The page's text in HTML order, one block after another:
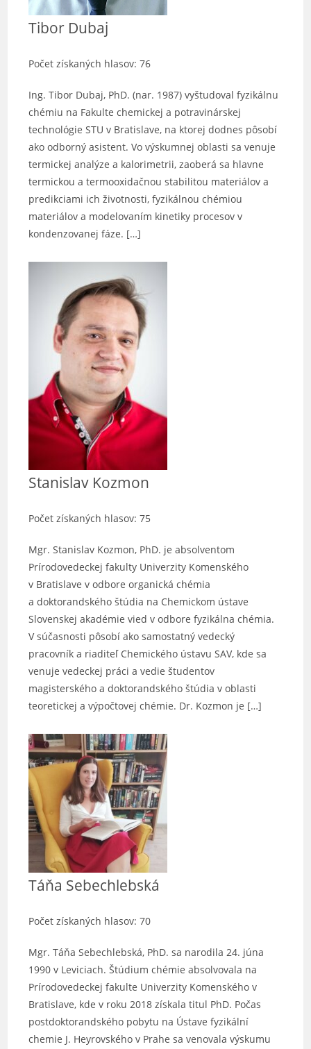
Tibor Dubaj
Počet získaných hlasov: 76
Ing. Tibor Dubaj, PhD. (nar. 1987) vyštudoval fyzikálnu
chémiu na Fakulte chemickej a potravinárskej
technológie STU v Bratislave, na ktorej dodnes pôsobí
ako odborný asistent. Vo výskumnej oblasti sa venuje
termickej analýze a kalorimetrii, zaoberá sa hlavne
termickou a termooxidačnou stabilitou materiálov a
predikciami ich životnosti, fyzikálnou chémiou
materiálov a modelovaním kinetiky procesov v
kondenzovanej fáze. […]
Stanislav Kozmon
Počet získaných hlasov: 75
Mgr. Stanislav Kozmon, PhD. je absolventom
Prírodovedeckej fakulty Univerzity Komenského
v Bratislave v odbore organická chémia
a doktorandského štúdia na Chemickom ústave
Slovenskej akadémie vied v odbore fyzikálna chémia.
V súčasnosti pôsobí ako samostatný vedecký
pracovník a riaditeľ Chemického ústavu SAV, kde sa
venuje vedeckej práci a vedie študentov
magisterského a doktorandského štúdia v oblasti
teoretickej a výpočtovej chémie. Dr. Kozmon je […]
Táňa Sebechlebská
Počet získaných hlasov: 70
Mgr. Táňa Sebechlebská, PhD. sa narodila 24. júna
1990 v Leviciach. Štúdium chémie absolvovala na
Prírodovedeckej fakulte Univerzity Komenského v
Bratislave, kde v roku 2018 získala titul PhD. Počas
postdoktorandského pobytu na Ústave fyzikální
chemie J. Heyrovského v Prahe sa venovala výskumu